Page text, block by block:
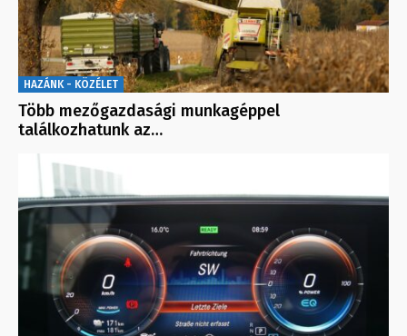
HAZÁNK - KÖZÉLET
Több mezőgazdasági munkagéppel
találkozhatunk az…